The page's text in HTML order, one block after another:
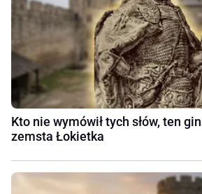
Kto nie wymówił tych słów, ten
zemsta Łokietka